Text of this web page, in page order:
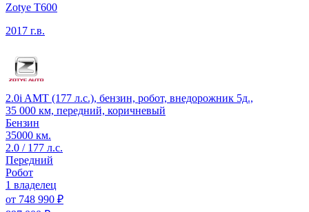
Zotye T600
2017 г.в.
2.0i AMT (177 л.с.), бензин, робот, внедорожник 5д.,
35 000 км, передний, коричневый
Бензин
35000 км.
2.0 / 177 л.с.
Передний
Робот
1 владелец
от 748 990 ₽